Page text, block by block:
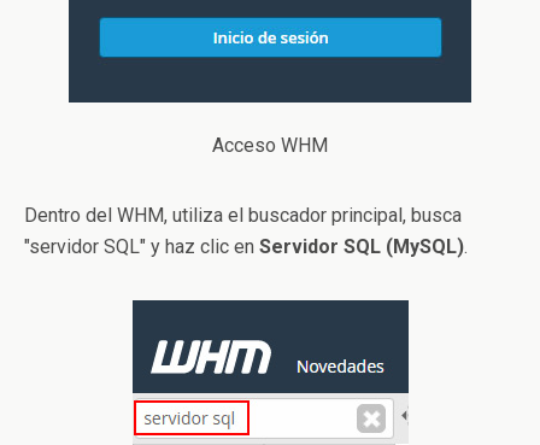
Acceso WHM
Dentro del WHM, utiliza el buscador principal, busca
"servidor SQL" y haz clic en Servidor SQL (MySQL).